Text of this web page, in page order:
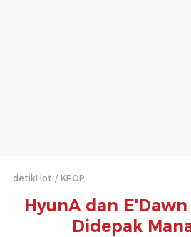
detikHot KPOP
HyunA dan E'Dawn
Didepak